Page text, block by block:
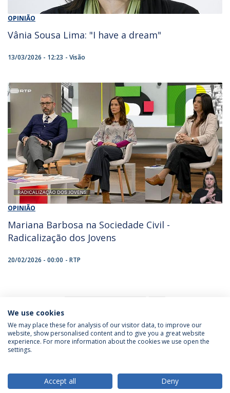
OPINIÃO
Vânia Sousa Lima: "I have a dream"
13/03/2026 - 12:23 Visão
OPINIÃO
Mariana Barbosa na Sociedade Civil -
Radicalização dos Jovens
20/02/2026 - 00:00 RTP
Política de Privacidade
Termos & Condições
We use cookies
We may place these for analysis of our visitor data, to improve our
website, show personalised content and to give you a great website
experience. For more information about the cookies we use open the
settings.
Accept all Deny